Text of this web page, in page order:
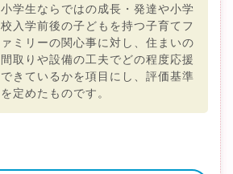
小学生ならではの成長・発達や小学
校入学前後の子どもを持つ子育てフ
ァミリーの関心事に対し、住まいの
間取りや設備の工夫でどの程度応援
できているかを項目にし、評価基準
を定めたものです。